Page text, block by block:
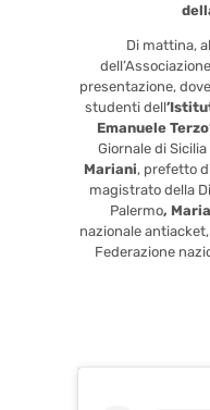
Di mattina,
presentazione,
studenti dell
Emanuele
Giornale di
Mariani, prefetto
magistrato della
Palermo,
nazionale antiacket,
Federazione